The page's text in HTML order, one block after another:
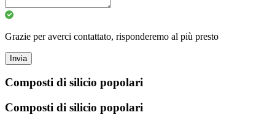
Grazie per averci contattato, risponderemo al più presto
Invia
Composti di silicio popolari
Composti di silicio popolari